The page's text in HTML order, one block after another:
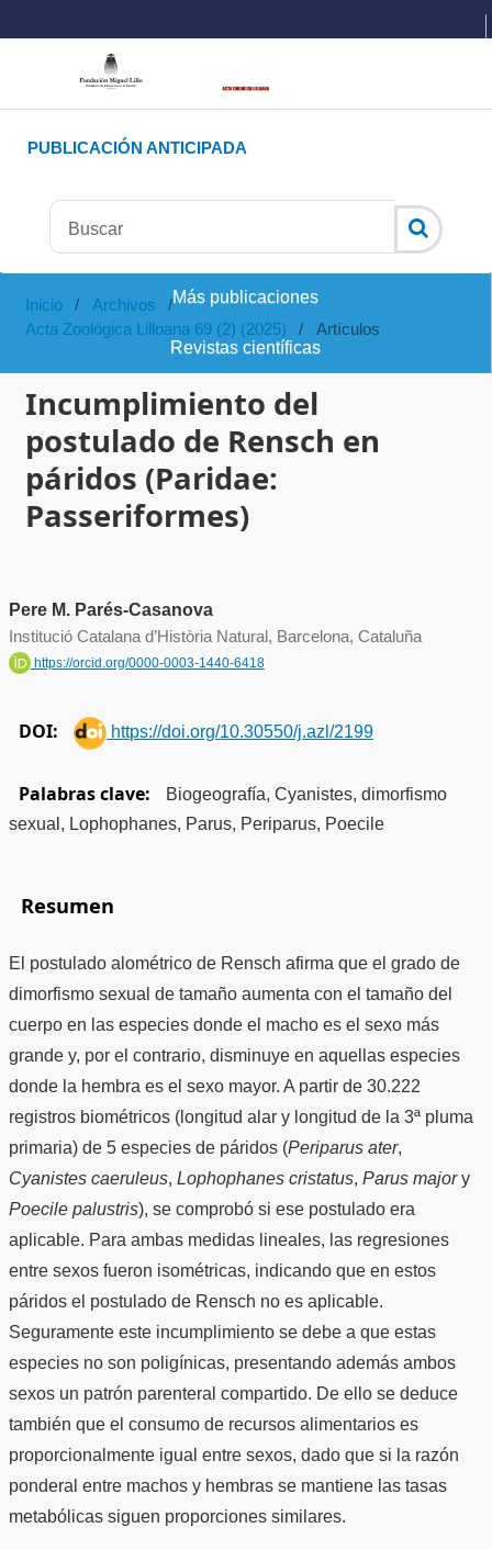
Más publicaciones
Revistas científicas
PUBLICACIÓN ANTICIPADA
Inicio / Archivos
/
Acta Zoológica Lilloana 69 (2) (2025)
/ Artículos
Incumplimiento del
postulado de Rensch en
páridos (Paridae:
Passeriformes)
Pere M. Parés-Casanova
Institució Catalana d’Història Natural, Barcelona, Cataluña
https://orcid.org/0000-0003-1440-6418
DOI: https://doi.org/10.30550/j.azl/2199
Palabras clave:
Biogeografía, Cyanistes, dimorfismo
sexual, Lophophanes, Parus, Periparus, Poecile
Resumen
El postulado alométrico de Rensch afirma que el grado de
dimorfismo sexual de tamaño aumenta con el tamaño del
cuerpo en las especies donde el macho es el sexo más
grande y, por el contrario, disminuye en aquellas especies
donde la hembra es el sexo mayor. A partir de 30.222
registros biométricos (longitud alar y longitud de la 3ª pluma
primaria) de 5 especies de páridos (Periparus ater,
Cyanistes caeruleus, Lophophanes cristatus, Parus majory
Poecile palustris), se comprobó si ese postulado era
aplicable. Para ambas medidas lineales, las regresiones
entre sexos fueron isométricas, indicando que en estos
páridos el postulado de Rensch no es aplicable.
Seguramente este incumplimiento se debe a que estas
especies no son poligínicas, presentando además ambos
sexos un patrón parenteral compartido. De ello se deduce
también que el consumo de recursos alimentarios es
proporcionalmente igual entre sexos, dado que si la razón
ponderal entre machos y hembras se mantiene las tasas
metabólicas siguen proporciones similares.